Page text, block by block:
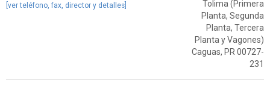
[ver teléfono, fax, director y detalles]
Tolima (Primera
Planta, Segunda
Planta, Tercera
Planta y Vagones)
Caguas, PR 00727-
231